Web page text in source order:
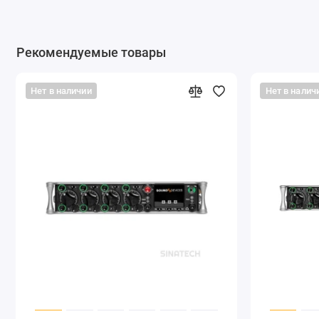
Рекомендуемые товары
Нет в наличии Нет в